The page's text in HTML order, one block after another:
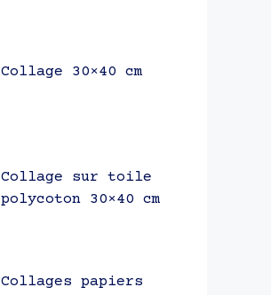
Collage 30×40 cm
Collage sur toile
polycoton 30×40 cm
Collages papiers